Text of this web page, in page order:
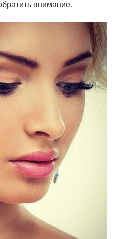
внимание.